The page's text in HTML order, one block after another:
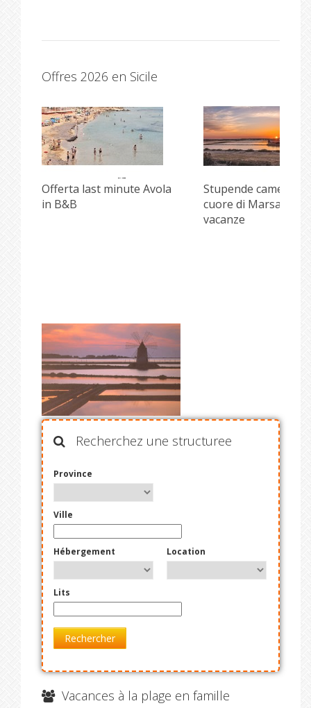
Offres 2026 en Sicile
Offerta last minute Avola
in B&B
Stupende camere
cuore di Marsala per
vacanze
Recherchez une structuree
Province
Ville
Hébergement Location
Lits
Rechercher
Vacances à la plage en famille